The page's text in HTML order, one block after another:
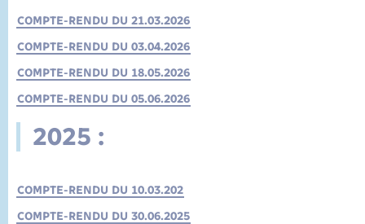
État civil
Cimetière communal
COMPTE-RENDU DU 21.03.2026
COMPTE-RENDU DU 03.04.2026
COMPTE-RENDU DU 18.05.2026
COMPTE-RENDU DU 05.06.2026
2025 :
COMPTE-RENDU DU 10.03.202
COMPTE-RENDU DU 30.06.2025